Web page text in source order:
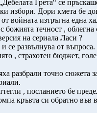
Грета“ се
избори. Дори кмета бе
войната изтръгна една
божията течност ,
на сериала Ласи ?
се развълнува от въпроса.
, страхотен бюджет,
разбрали точно сюжета
, посланието бе
кръвта си обратно във